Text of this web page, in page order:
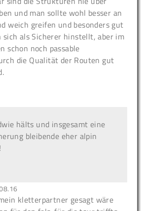
und man sollte wohl besser an
weich greifen und besonders gut
sich als Sicherer hinstellt, aber im
schon noch passable
die Qualität der Routen gut
hälts und insgesamt eine
bleibende eher alpin
kletterpartner gesagt wäre